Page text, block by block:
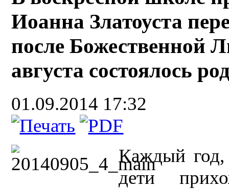
Иоанна Златоуста
после Божественной
августа состоялось
01.09.2014 17:32
Каждый год,
дети